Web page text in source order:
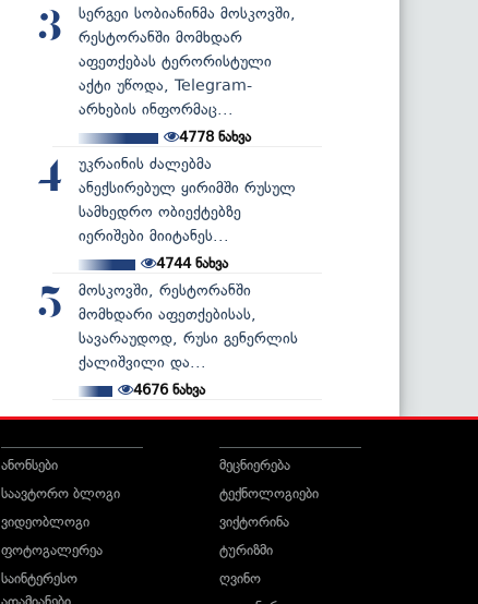
3
სერგეი სობიანინმა მოსკოვში,
რესტორანში მომხდარ
აფეთქებას ტერორისტული
აქტი უწოდა, Telegram-
არხების ინფორმაც...
4778ნახვა
4
უკრაინის ძალებმა
ანექსირებულ ყირიმში რუსულ
სამხედრო ობიექტებზე
იერიშები მიიტანეს...
4744ნახვა
5
მოსკოვში, რესტორანში
მომხდარი აფეთქებისას,
სავარაუდოდ, რუსი გენერლის
ქალიშვილი და...
4676ნახვა
ანონსები
საავტორო ბლოგი
ვიდეობლოგი
ფოტოგალერეა
საინტერესო
მეცნიერება
ტექნოლოგიები
ვიქტორინა
ტურიზმი
ღვინო